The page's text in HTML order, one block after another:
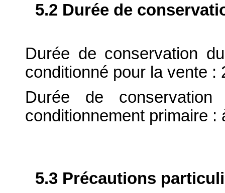
5.2 Durée de
Durée de conservation
conditionné pour la vente :
Durée de
conditionnement primaire :
5.3 Précautions